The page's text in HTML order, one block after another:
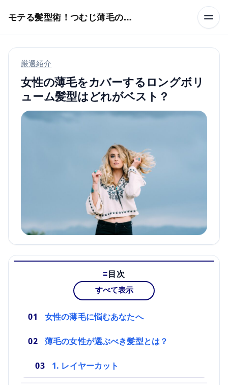
モテる髪型術！つむじ薄毛の隠し方
厳選紹介
女性の薄毛をカバーするロングボリ
ューム髪型はどれがベスト？
目次
すべて表示
女性の薄毛に悩むあなたへ
薄毛の女性が選ぶべき髪型とは？
1. レイヤーカット